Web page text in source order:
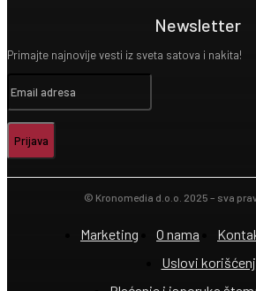
Newsletter
Primajte najnovije vesti iz sveta satova i nakita!
Prijava
© Kronomedia d.o.o. 2025 – sva
Marketing O nama
Uslovi